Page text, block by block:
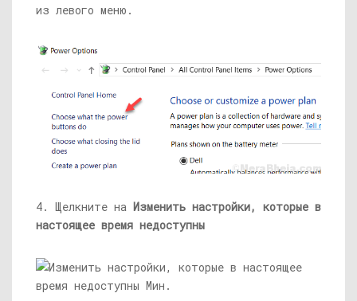
из левого меню.
4. Щелкните на Изменить настройки, которые в
настоящее время недоступны